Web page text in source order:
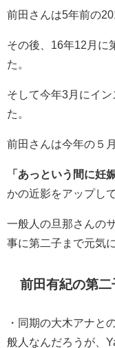
前田さんは5年前の
その後、16年12月に
た。
そして今年3月にイン
た。
前田さんは今年の５
「あっという間に妊
かの近影をアップし
一般人の旦那さんの
事に第二子まで元気
前田有紀の第
・ 同期の大木アナと
般人なんだろうが、